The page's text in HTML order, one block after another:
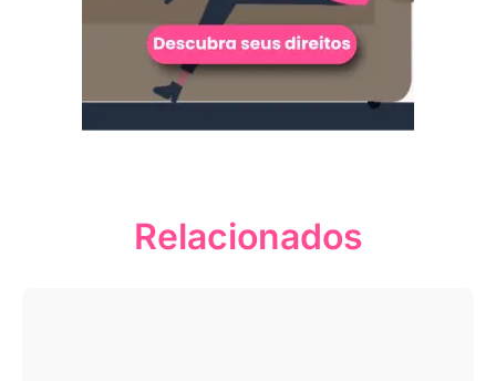
Relacionados